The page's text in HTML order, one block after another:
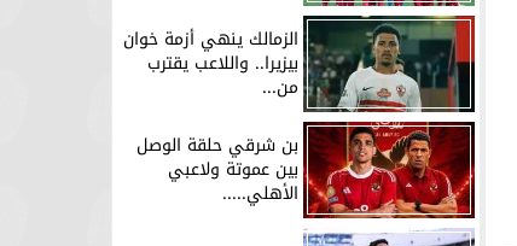
الزمالك ينهي أزمة خوان
بيزيرا.. واللاعب يقترب
من...
بن شرقي حلقة الوصل
بين عموتة ولاعبي
الأهلي.....